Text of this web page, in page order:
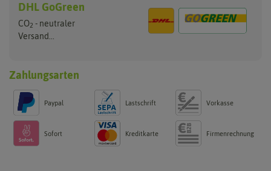
DHL GoGreen
CO2 - neutraler
Versand...
Zahlungsarten
Paypal Lastschrift Vorkasse
Sofort Kreditkarte Firmenrechnung